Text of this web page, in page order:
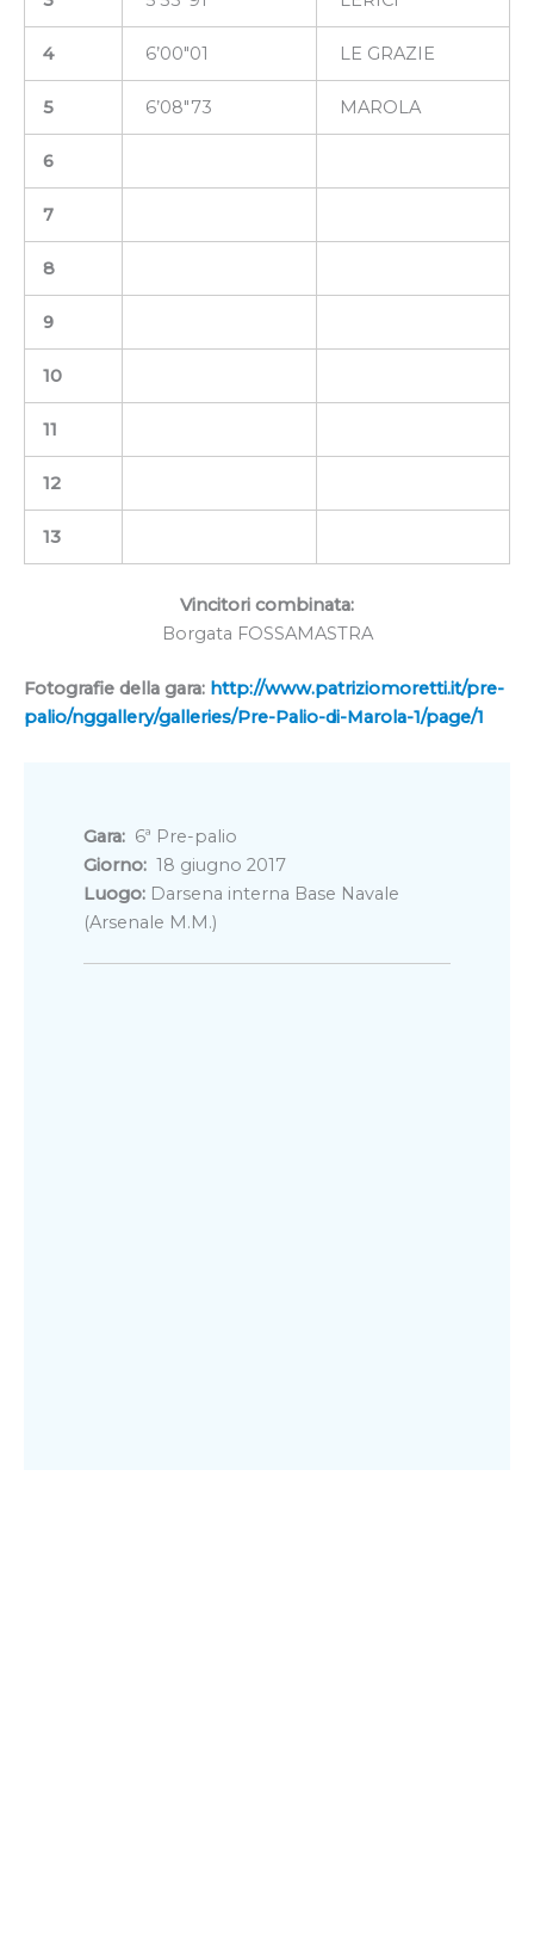
4 6’00″01 LE GRAZIE
5 6’08″73 MAROLA
6
7
8
9
10
11
12
13
Vincitori combinata:
Borgata FOSSAMASTRA
Fotografie della gara: http://www.patriziomoretti.it/pre-
palio/nggallery/galleries/Pre-Palio-di-Marola-1/page/1
Gara: 6ª Pre-palio
Giorno: 18 giugno 2017
Luogo: Darsena interna Base Navale
(Arsenale M.M.)